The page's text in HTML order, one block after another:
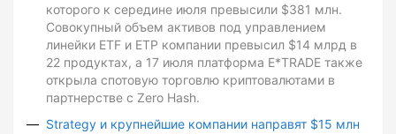
которого к середине июля превысили $381 млн.
Совокупный объем активов под управлением
линейки ETF и ETP компании превысил $14 млрд в
22 продуктах, а 17 июля платформа E*TRADE также
открыла спотовую торговлю криптовалютами в
партнерстве с Zero Hash.
Strategy и крупнейшие компании направят $15 млн